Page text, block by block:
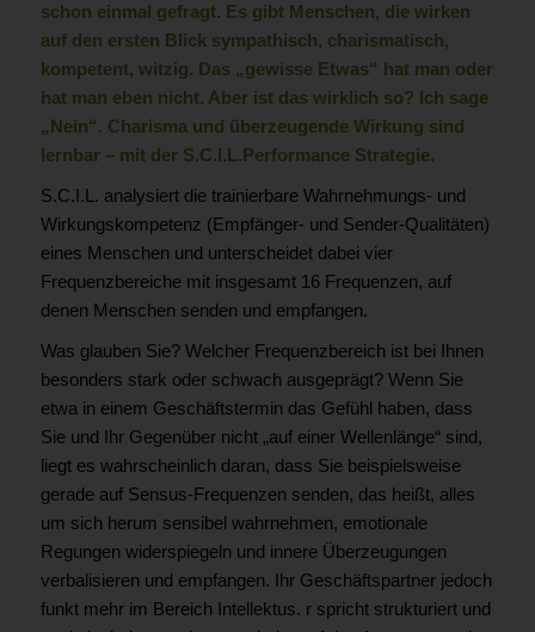
schon einmal gefragt. Es gibt Menschen, die wirken
auf den ersten Blick sympathisch, charismatisch,
kompetent, witzig. Das „gewisse Etwas“ hat man oder
hat man eben nicht. Aber ist das wirklich so? Ich sage
„Nein“. Charisma und überzeugende Wirkung sind
lernbar – mit der S.C.I.L.Performance Strategie.
S.C.I.L. analysiert die trainierbare Wahrnehmungs- und
Wirkungskompetenz (Empfänger- und Sender-Qualitäten)
eines Menschen und unterscheidet dabei vier
Frequenzbereiche mit insgesamt 16 Frequenzen, auf
denen Menschen senden und empfangen.
Was glauben Sie? Welcher Frequenzbereich ist bei Ihnen
besonders stark oder schwach ausgeprägt? Wenn Sie
etwa in einem Geschäftstermin das Gefühl haben, dass
Sie und Ihr Gegenüber nicht „auf einer Wellenlänge“ sind,
liegt es wahrscheinlich daran, dass Sie beispielsweise
gerade auf Sensus-Frequenzen senden, das heißt, alles
um sich herum sensibel wahrnehmen, emotionale
Regungen widerspiegeln und innere Überzeugungen
verbalisieren und empfangen. Ihr Geschäftspartner jedoch
funkt mehr im Bereich Intellektus. r spricht strukturiert und